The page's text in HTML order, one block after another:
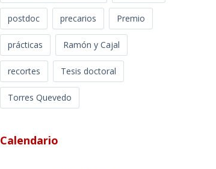
postdoc precarios Premio
prácticas Ramón y Cajal
recortes Tesis doctoral
Torres Quevedo
Calendario